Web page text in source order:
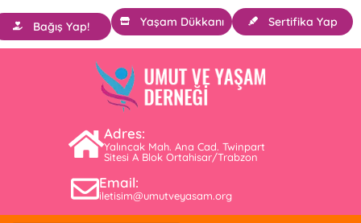
Sertifika Yap
Yaşam Dükkanı
Bağış Yap!
Adres:
Yalıncak Mah. Ana Cad. Twinpart
Sitesi A Blok Ortahisar/Trabzon
Email:
iletisim@umutveyasam.org